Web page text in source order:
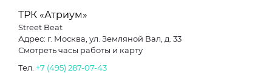
ТРК «Атриум»
Street Beat
Адрес: г. Москва, ул. Земляной Вал, д. 33
Смотреть часы работы и карту
Тел. +7 (495) 287-07-43